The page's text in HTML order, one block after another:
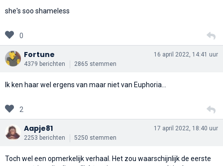
she's soo shameless
0
Fortune
4379 berichten 2865 stemmen
16 april 2022, 14:41 uur
Ik ken haar wel ergens van maar niet van Euphoria...
2
Aapje81
2253 berichten 5250 stemmen
17 april 2022, 18:40 uur
Toch wel een opmerkelijk verhaal. Het zou waarschijnlijk de eerste